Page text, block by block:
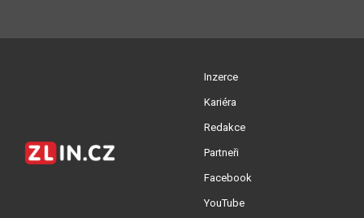
Inzerce
Kariéra
Redakce
Partneři
Facebook
YouTube